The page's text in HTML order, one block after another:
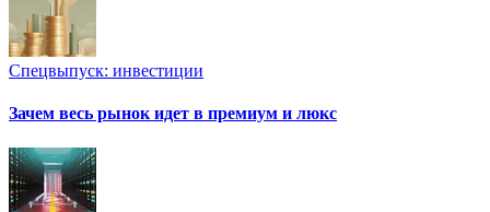
Спецвыпуск: инвестиции
Зачем весь рынок идет в премиум и люкс